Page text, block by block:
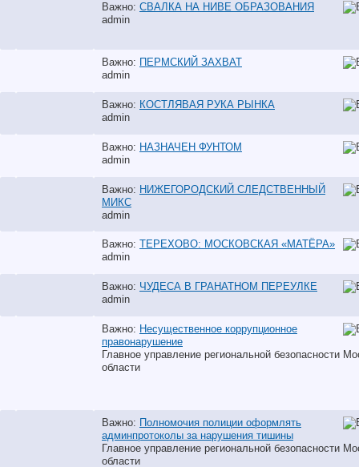
Важно: СВАЛКА НА НИВЕ ОБРАЗОВАНИЯ
аdmin
Важно: ПЕРМСКИЙ ЗАХВАТ
аdmin
Важно: КОСТЛЯВАЯ РУКА РЫНКА
аdmin
Важно: НАЗНАЧЕН ФУНТОМ
аdmin
Важно: НИЖЕГОРОДСКИЙ СЛЕДСТВЕННЫЙ
МИКС
аdmin
Важно: ТЕРЕХОВО: МОСКОВСКАЯ «МАТЁРА»
аdmin
Важно: ЧУДЕСА В ГРАНАТНОМ ПЕРЕУЛКЕ
аdmin
Важно: Несущественное коррупционное
правонарушение
Главное управление региональной безопасности
области
Важно: Полномочия полиции оформлять
админпротоколы за нарушения тишины
Главное управление региональной безопасности
области